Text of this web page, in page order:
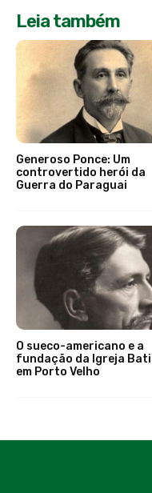
Leia também
Generoso Ponce: Um
controvertido herói da
Guerra do Paraguai
O sueco-americano e a
fundação da Igreja
em Porto Velho